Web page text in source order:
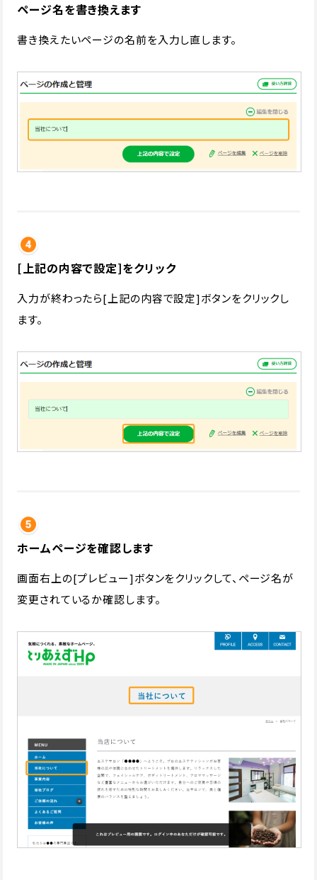
ページ名を書き換えます
書き換えたいページの名前を入力し直します。
[上記の内容で設定]をクリック
入力が終わったら[上記の内容で設定]ボタンをクリックし
ます。
ホームページを確認します
画面右上の[プレビュー]ボタンをクリックして、ページ名が
変更されているか確認します。